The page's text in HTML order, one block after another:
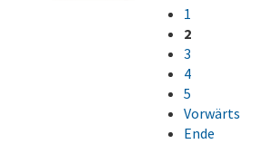
1
2
3
4
5
Vorwärts
Ende